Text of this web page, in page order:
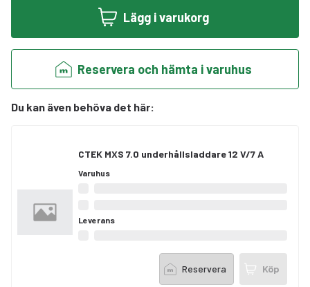
Lägg i varukorg
Reservera och hämta i varuhus
Du kan även behöva det här:
CTEK MXS 7.0 underhållsladdare 12 V/7 A
Varuhus
Leverans
Reservera Köp